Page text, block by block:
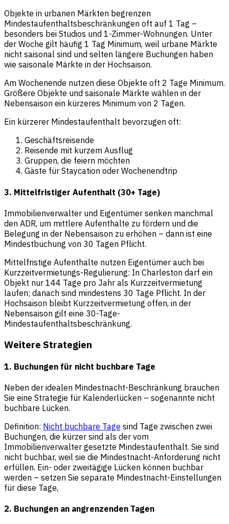
Objekte in urbanen Märkten begrenzen
Mindestaufenthaltsbeschränkungen oft auf 1 Tag –
besonders bei Studios und 1-Zimmer-Wohnungen. Unter
der Woche gilt häufig 1 Tag Minimum, weil urbane Märkte
nicht saisonal sind und selten längere Buchungen haben
wie saisonale Märkte in der Hochsaison.
Am Wochenende nutzen diese Objekte oft 2 Tage Minimum.
Größere Objekte und saisonale Märkte wählen in der
Nebensaison ein kürzeres Minimum von 2 Tagen.
Ein kürzerer Mindestaufenthalt bevorzugen oft:
Geschäftsreisende
Reisende mit kurzem Ausflug
Gruppen, die feiern möchten
Gäste für Staycation oder Wochenendtrip
3. Mittelfristiger Aufenthalt (30+ Tage)
Immobilienverwalter und Eigentümer senken manchmal
den ADR, um mittlere Aufenthalte zu fördern und die
Belegung in der Nebensaison zu erhöhen – dann ist eine
Mindestbuchung von 30 Tagen Pflicht.
Mittelfristige Aufenthalte nutzen Eigentümer auch bei
Kurzzeitvermietungs-Regulierung: In Charleston darf ein
Objekt nur 144 Tage pro Jahr als Kurzzeitvermietung
laufen; danach sind mindestens 30 Tage Pflicht. In der
Hochsaison bleibt Kurzzeitvermietung offen, in der
Nebensaison gilt eine 30-Tage-
Mindestaufenthaltsbeschränkung.
Weitere Strategien
1. Buchungen für nicht buchbare Tage
Neben der idealen Mindestnacht-Beschränkung brauchen
Sie eine Strategie für Kalenderlücken – sogenannte nicht
buchbare Lücken.
Definition: Nicht buchbare Tage sind Tage zwischen zwei
Buchungen, die kürzer sind als der vom
Immobilienverwalter gesetzte Mindestaufenthalt. Sie sind
nicht buchbar, weil sie die Mindestnacht-Anforderung nicht
erfüllen. Ein- oder zweitägige Lücken können buchbar
werden – setzen Sie separate Mindestnacht-Einstellungen
für diese Tage,
2. Buchungen an angrenzenden Tagen